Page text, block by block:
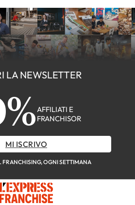
LA NEWSLETTER
AFFILIATI E
FRANCHISOR
MI ISCRIVO
FRANCHISING, OGNI SETTIMANA